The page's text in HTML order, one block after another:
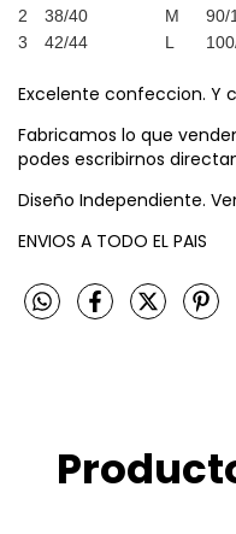
2
38/40 M 90/
3
42/44 L
Excelente confeccion. Y
Fabricamos lo que
podes escribirnos
Diseño Independiente.
ENVIOS A TODO EL PAIS